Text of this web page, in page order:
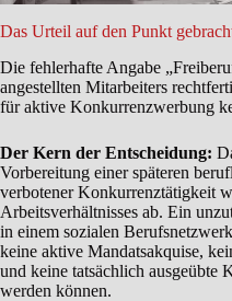
Das Urteil auf den Punkt
Die fehlerhafte Angabe
angestellten Mitarbeiters
für aktive Konkurrenzwerbung
Der Kern der Entscheidung:
Vorbereitung einer späteren
verbotener Konkurrenztätigkeit
Arbeitsverhältnisses ab. Ein
in einem sozialen
keine aktive Mandatsakquise,
und keine tatsächlich ausgeübte
werden können.